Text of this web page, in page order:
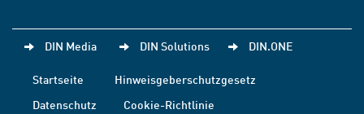
DIN Media DIN Solutions DIN.ONE
Startseite
Hinweisgeberschutzgesetz
Datenschutz
Cookie-Richtlinie